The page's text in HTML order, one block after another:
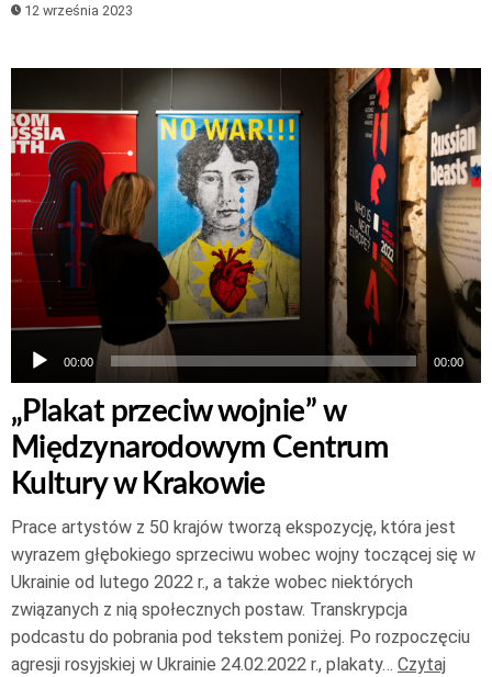
12 września 2023
plików
dźwiękowych
00:00 00:00
„Plakat przeciw wojnie” w
Międzynarodowym Centrum
Kultury w Krakowie
Prace artystów z 50 krajów tworzą ekspozycję, która jest
wyrazem głębokiego sprzeciwu wobec wojny toczącej się w
Ukrainie od lutego 2022 r., a także wobec niektórych
związanych z nią społecznych postaw. Transkrypcja
podcastu do pobrania pod tekstem poniżej. Po rozpoczęciu
agresji rosyjskiej w Ukrainie 24.02.2022 r., plakaty… Czytaj